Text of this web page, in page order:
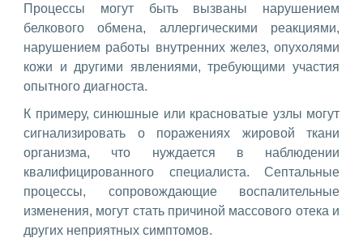
Процессы могут быть вызваны нарушением
белкового обмена, аллергическими реакциями,
нарушением работы внутренних желез, опухолями
кожи и другими явлениями, требующими участия
опытного диагноста.
К примеру, синюшные или красноватые узлы могут
сигнализировать о поражениях жировой ткани
организма, что нуждается в наблюдении
квалифицированного специалиста. Септальные
процессы, сопровождающие воспалительные
изменения, могут стать причиной массового отека и
других неприятных симптомов.